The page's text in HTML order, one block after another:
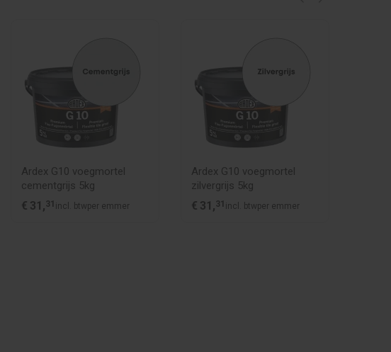
Ardex G10 voegmortel
cementgrijs 5kg
€ 31, 31 incl. btwper emmer
Ardex G10 voegmortel
zilvergrijs 5kg
€ 31, 31 incl. btwper emmer